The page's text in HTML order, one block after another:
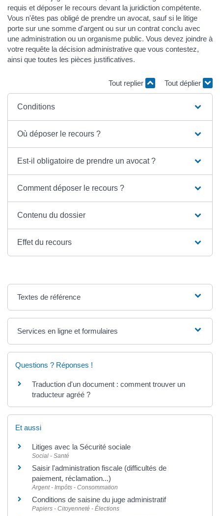
requis et déposer le recours devant la juridiction compétente.
Vous n'êtes pas obligé de prendre un avocat, sauf si le litige
porte sur une somme d'argent ou sur un contrat conclu avec
une administration ou un organisme public. Vous devez joindre à
votre requête la décision administrative que vous contestez,
ainsi que toutes les pièces justificatives.
Tout replier Tout déplier
Conditions
Où déposer le recours ?
Est-il obligatoire de prendre un avocat ?
Comment déposer le recours ?
Contenu du dossier
Effet du recours
Textes de référence
Services en ligne et formulaires
Questions ? Réponses !
Traduction d'un document : comment trouver un
traducteur agréé ?
Et aussi
Litiges avec la Sécurité sociale
Social - Santé
Saisir l'administration fiscale (difficultés de
paiement, réclamation...)
Argent - Impôts - Consommation
Conditions de saisine du juge administratif
Papiers - Citoyenneté - Élections